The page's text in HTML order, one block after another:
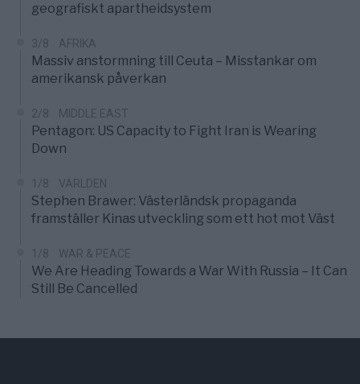
geografiskt apartheidsystem
3/8 AFRIKA
Massiv anstormning till Ceuta – Misstankar om
amerikansk påverkan
2/8 MIDDLE EAST
Pentagon: US Capacity to Fight Iran is Wearing
Down
1/8 VÄRLDEN
Stephen Brawer: Västerländsk propaganda
framställer Kinas utveckling som ett hot mot Väst
1/8 WAR & PEACE
We Are Heading Towards a War With Russia – It Can
Still Be Cancelled